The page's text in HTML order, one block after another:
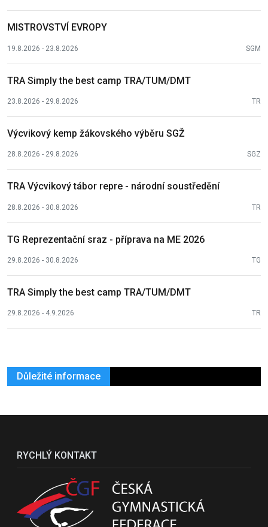
MISTROVSTVÍ EVROPY
19.8.2026 - 23.8.2026 SGM
TRA Simply the best camp TRA/TUM/DMT
23.8.2026 - 29.8.2026 TR
Výcvikový kemp žákovského výběru SGŽ
28.8.2026 - 29.8.2026 SGZ
TRA Výcvikový tábor repre - národní soustředění
28.8.2026 - 30.8.2026 TR
TG Reprezentační sraz - příprava na ME 2026
29.8.2026 - 30.8.2026 TG
TRA Simply the best camp TRA/TUM/DMT
29.8.2026 - 4.9.2026 TR
Důležité informace
RYCHLÝ KONTAKT